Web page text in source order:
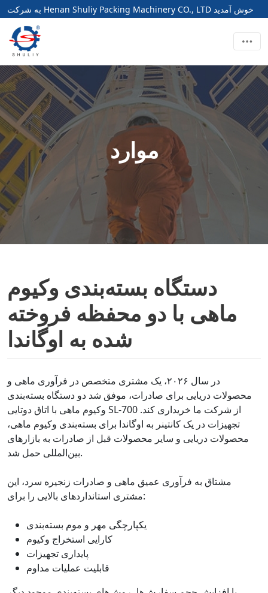
به شرکت Henan Shuliy Packing Machinery CO., LTD خوش آمدید
موارد
دستگاه بسته‌بندی وکیوم
ماهی با دو محفظه فروخته
شده به اوگاندا
در سال ۲۰۲۶، یک مشتری متخصص در فرآوری ماهی و
محصولات دریایی برای صادرات، موفق شد دو دستگاه بسته‌بندی
وکیوم ماهی با اتاق دوتایی SL-700 از شرکت ما خریداری کند.
تجهیزات در یک کانتینر به اوگاندا برای بسته‌بندی وکیوم ماهی،
محصولات دریایی و سایر محصولات قبل از صادرات به بازارهای
بین‌المللی حمل شد.
مشتاق به فرآوری عمیق ماهی و صادرات زنجیره سرد، این
مشتری استانداردهای بالایی را برای:
یکپارچگی مهر و موم بسته‌بندی
کارایی استخراج وکیوم
پایداری تجهیزات
قابلیت عملیات مداوم